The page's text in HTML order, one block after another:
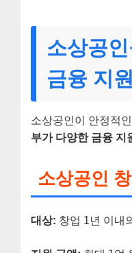
소상공
금융 지원
소상공인이 안정적
부가 다양한 금융 지
소상공인
대상: 창업 1년 이내